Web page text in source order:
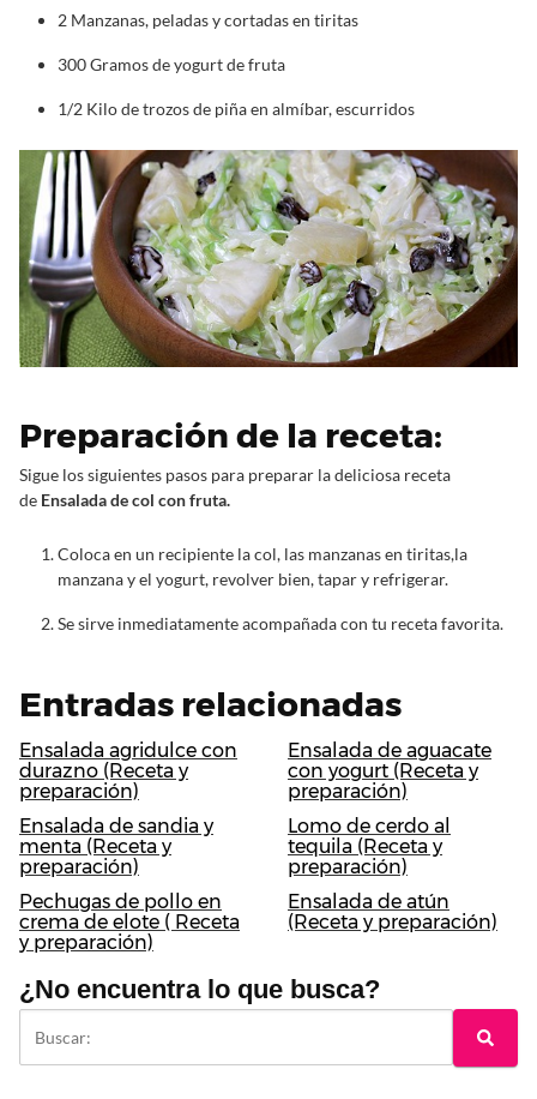
2 Manzanas, peladas y cortadas en tiritas
300 Gramos de yogurt de fruta
1/2 Kilo de trozos de piña en almíbar, escurridos
Preparación de la receta:
Sigue los siguientes pasos para preparar la deliciosa receta
de Ensalada de col con fruta.
Coloca en un recipiente la col, las manzanas en tiritas,la
manzana y el yogurt, revolver bien, tapar y refrigerar.
Se sirve inmediatamente acompañada con tu receta favorita.
Entradas relacionadas
Ensalada agridulce con
durazno (Receta y
preparación)
Ensalada de aguacate
con yogurt (Receta y
preparación)
Ensalada de sandia y
menta (Receta y
preparación)
Lomo de cerdo al
tequila (Receta y
preparación)
Pechugas de pollo en
crema de elote ( Receta
y preparación)
Ensalada de atún
(Receta y preparación)
¿No encuentra lo que busca?